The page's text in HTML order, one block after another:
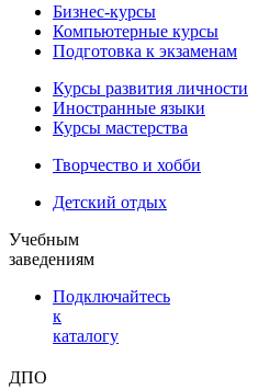
Бизнес-курсы
Компьютерные курсы
Подготовка к экзаменам
Курсы развития личности
Иностранные языки
Курсы мастерства
Творчество и хобби
Детский отдых
Учебным
заведениям
Подключайтесь
к
каталогу
ДПО